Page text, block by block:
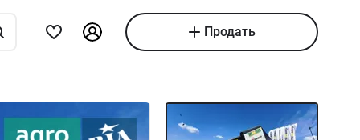
Продать